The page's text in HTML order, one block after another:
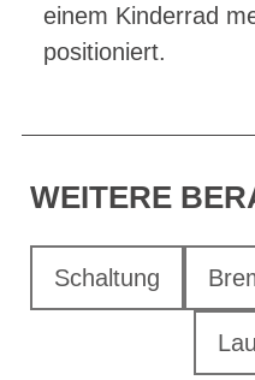
einem Kinderrad
positioniert.
WEITERE
Schaltung